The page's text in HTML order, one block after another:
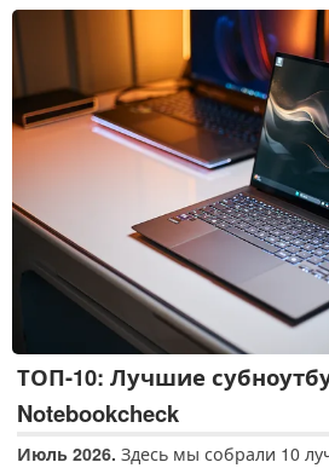
ТОП-10: Лучшие
Notebookcheck
Июль 2026. Здесь мы собрали 10